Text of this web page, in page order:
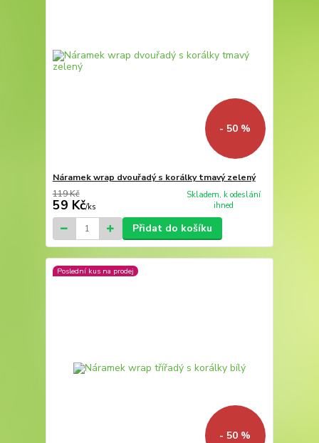
- 50 %
Náramek wrap dvouřadý s korálky tmavý zelený
119 Kč
59 Kč/ks
Skladem, k odeslání
ihned
Přidat do košíku
Poslední kus na prodej
- 50 %